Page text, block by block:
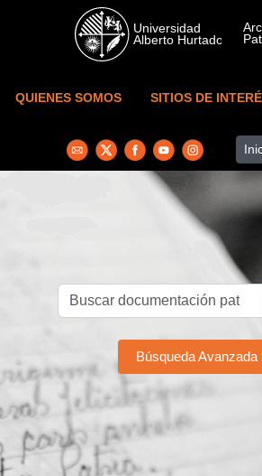
Skip to main content
QUIENES SOMOS SITIOS DE
Búsqueda Avanzada